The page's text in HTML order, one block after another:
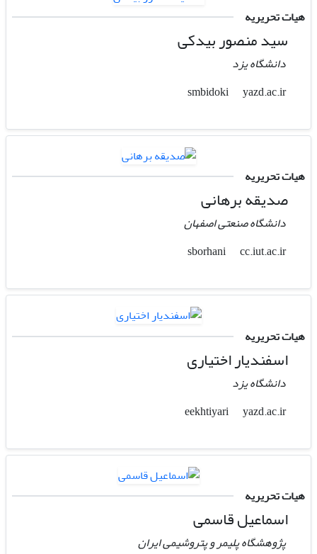
هیات تحریریه
سید منصور بیدکی
دانشگاه یزد
smbidoki
yazd.ac.ir
هیات تحریریه
صدیقه برهانی
دانشگاه صنعتی اصفهان
sborhani
cc.iut.ac.ir
هیات تحریریه
اسفندیار اختیاری
دانشگاه یزد
eekhtiyari
yazd.ac.ir
هیات تحریریه
اسماعیل قاسمی
پژوهشگاه پلیمر و پتروشیمی ایران